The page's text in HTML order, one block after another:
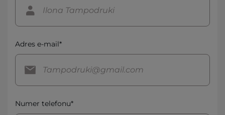
Adres e-mail*
Numer telefonu*